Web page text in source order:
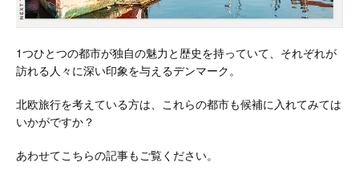
1つひとつの都市が独自の魅力と歴史を持っていて、それぞれが
訪れる人々に深い印象を与えるデンマーク。
北欧旅行を考えている方は、これらの都市も候補に入れてみては
いかがですか？
あわせてこちらの記事もご覧ください。